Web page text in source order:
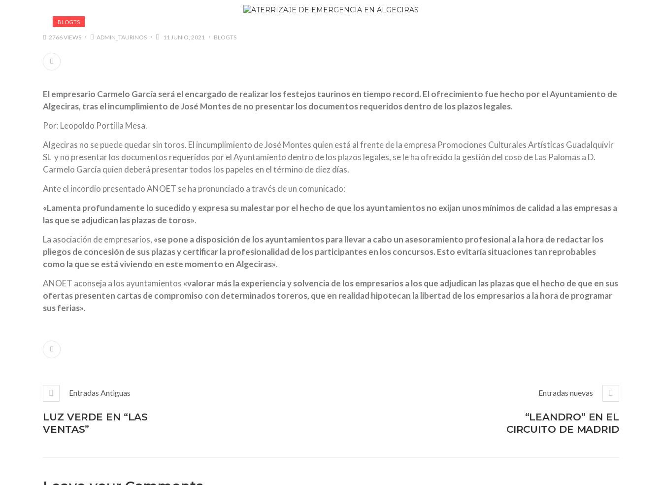
BLOGTS
2766 VIEWS ADMIN_TAURINOS 11 JUNIO, 2021 BLOGTS
El empresario Carmelo García será el encargado de realizar los festejos taurinos en tiempo record. El ofrecimiento fue hecho por el Ayuntamiento de
Algeciras, tras el incumplimiento de José Montes de no presentar los documentos requeridos dentro de los plazos legales.
Por: Leopoldo Portilla Mesa.
Algeciras no se puede quedar sin toros. El incumplimiento de José Montes quien está al frente de la empresa Promociones Culturales Artísticas Guadalquivir
SL y no presentar los documentos requeridos por el Ayuntamiento dentro de los plazos legales, se le ha ofrecido la gestión del coso de Las Palomas a D.
Carmelo García quien deberá presentar todos los papeles en el término de diez días.
Ante el incordio presentado ANOET se ha pronunciado a través de un comunicado:
«Lamenta profundamente lo sucedido y expresa su malestar por el hecho de que los ayuntamientos no exijan unos mínimos de calidad a las empresas a
las que se adjudican las plazas de toros».
La asociación de empresarios, «se pone a disposición de los ayuntamientos para llevar a cabo un asesoramiento profesional a la hora de redactar los
pliegos de concesión de sus plazas y certificar la profesionalidad de los participantes en los concursos. Esto evitaría situaciones tan reprobables
como la que se está viviendo en este momento en Algeciras».
ANOET aconseja a los ayuntamientos «valorar más la experiencia y solvencia de los empresarios a los que adjudican las plazas que el hecho de que en sus
ofertas presenten cartas de compromiso con determinados toreros, que en realidad hipotecan la libertad de los empresarios a la hora de programar
sus ferias».
Entradas Antiguas
LUZ VERDE EN “LAS
VENTAS”
Entradas nuevas
“LEANDRO” EN EL
CIRCUITO DE MADRID